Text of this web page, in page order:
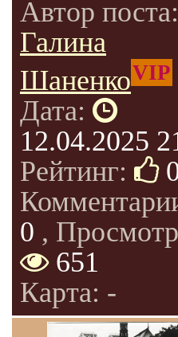
Автор
Галина
ШаненкоVIP
Дата:
12.04.2025
Рейтинг:
0 ,
651
Карта: -